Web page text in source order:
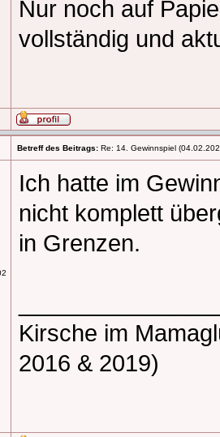
Nur noch auf
vollständig und
Betreff des Beitrags: Re: 14. Gewinnspiel
Ich hatte im
nicht komplett
in Grenzen.
Kirsche im
2016 & 2019)